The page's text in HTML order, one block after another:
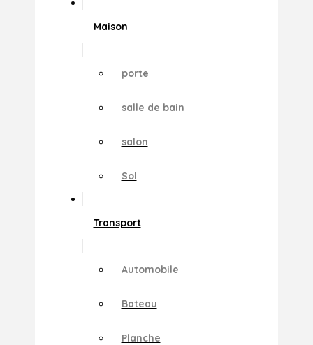
Maison
porte
salle de bain
salon
Sol
Transport
Automobile
Bateau
Planche